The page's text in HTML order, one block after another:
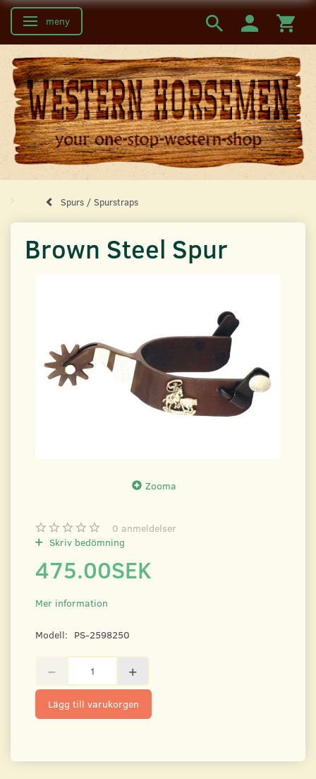
Ändra navigering
meny
Spurs / Spurstraps
Brown Steel Spur
Zooma
0 anmeldelser
Skriv bedömning
475.00SEK
Mer information
Modell: PS-2598250
Lägg till varukorgen